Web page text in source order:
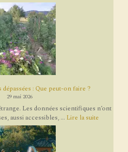
: Que peut-on faire ?
29 mai 2026
Les données scientifiques n’ont
aussi accessibles, ... Lire la suite